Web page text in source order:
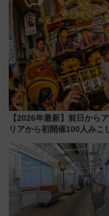
【2026年最新】前日から
リアから初開催100人みこ